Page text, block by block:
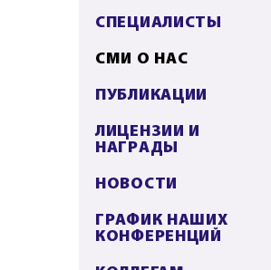
СПЕЦИАЛИСТЫ
СМИ О НАС
ПУБЛИКАЦИИ
ЛИЦЕНЗИИ И
НАГРАДЫ
НОВОСТИ
ГРАФИК НАШИХ
КОНФЕРЕНЦИЙ